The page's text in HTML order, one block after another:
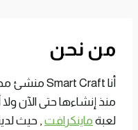
من نحن
أنا Smart Craft منشئ محتوى
منذ إنشاءها حتى الآن
لعبة ماينكرافت , حيث